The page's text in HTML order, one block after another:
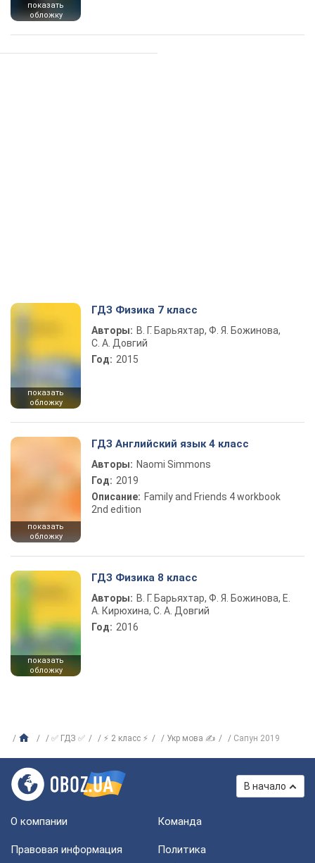
показать
обложку
показать
обложку
ГДЗ Физика 7 класс
Авторы: В. Г. Барьяхтар, Ф. Я. Божинова,
С. А. Довгий
Год: 2015
показать
обложку
ГДЗ Английский язык 4 класс
Авторы: Naomi Simmons
Год: 2019
Описание: Family and Friends 4 workbook
2nd edition
показать
обложку
ГДЗ Физика 8 класс
Авторы: В. Г. Барьяхтар, Ф. Я. Божинова, Е.
А. Кирюхина, С. А. Довгий
Год: 2016
✅ ГДЗ ✅ ⚡ 2 класс ⚡ Укр мова ✍ Сапун 2019
В начало
О компании Команда
Правовая информация
Политика